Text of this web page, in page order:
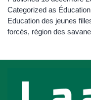
Categorized as Éducation
Education des jeunes
forcés, région des